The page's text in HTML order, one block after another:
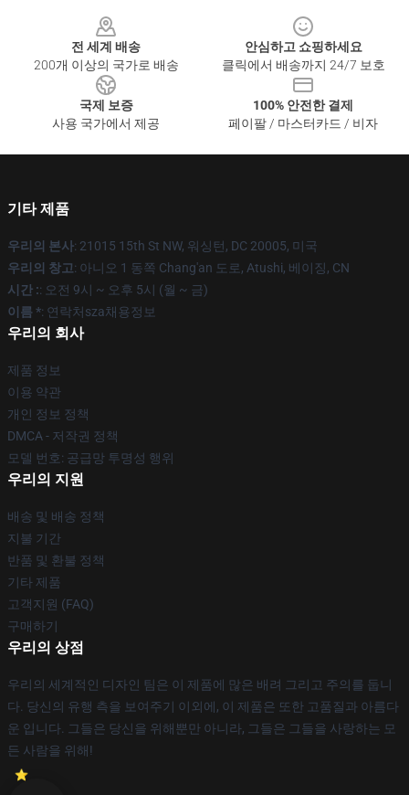
전 세계 배송
200개 이상의 국가로 배송
안심하고 쇼핑하세요
클릭에서 배송까지 24/7 보호
국제 보증
사용 국가에서 제공
100% 안전한 결제
페이팔 / 마스터카드 / 비자
기타 제품
우리의 본사: 21015 15th St NW, 워싱턴, DC 20005, 미국
우리의 창고: 아니오 1 동쪽 Chang'an 도로, Atushi, 베이징, CN
시간 :: 오전 9시 ~ 오후 5시 (월 ~ 금)
이름 *: 연락처sza채용정보
우리의 회사
제품 정보
이용 약관
개인 정보 정책
DMCA - 저작권 정책
모델 번호: 공급망 투명성 행위
우리의 지원
배송 및 배송 정책
지불 기간
반품 및 환불 정책
기타 제품
고객지원 (FAQ)
구매하기
우리의 상점
우리의 세계적인 디자인 팀은 이 제품에 많은 배려 그리고 주의를 둡니
다. 당신의 유행 측을 보여주기 이외에, 이 제품은 또한 고품질과 아름다
운 입니다. 그들은 당신을 위해뿐만 아니라, 그들은 그들을 사랑하는 모
든 사람을 위해!